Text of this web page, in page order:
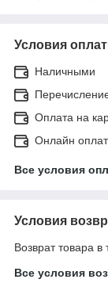
Условия
Наличными
Оплата на
Онлайн
Все условия
Условия
Возврат товара в
Все условия